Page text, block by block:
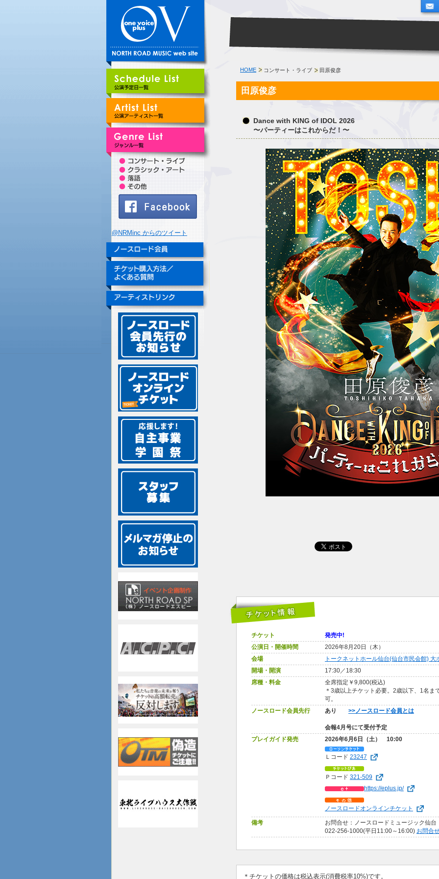
HOME コンサート・ライブ 田原俊彦
田原俊彦
Dance with KING of IDOL 2026
〜パーティーはこれからだ！〜
チケット
発売中!
公演日・開催時間
2026年8月20日（木）
会場
トークネットホール仙台(仙台市民会館) 大
開場・開演
17:30／18:30
席種・料金
全席指定￥9,800(税込)
＊3歳以上チケット必要。2歳以下、1名ま
可。
ノースロード会員先行
あり >>ノースロード会員とは
会報4月号にて受付予定
プレイガイド発売
2026年6月6日（土） 10:00
Ｌコード 23247
Ｐコード 321-509
https://eplus.jp/
ノースロードオンラインチケット
備考
お問合せ：ノースロードミュージック仙台
022-256-1000(平日11:00～16:00) お問合
＊チケットの価格は税込表示(消費税率10%)です。
@NRMinc からのツイート